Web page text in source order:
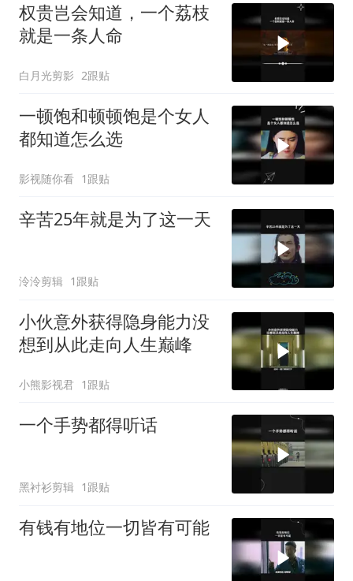
权贵岂会知道，一个荔枝
就是一条人命
白月光剪影 2跟贴
一顿饱和顿顿饱是个女人
都知道怎么选
影视随你看 1跟贴
辛苦25年就是为了这一天
泠泠剪辑 1跟贴
小伙意外获得隐身能力没
想到从此走向人生巅峰
小熊影视君 1跟贴
一个手势都得听话
黑衬衫剪辑 1跟贴
有钱有地位一切皆有可能